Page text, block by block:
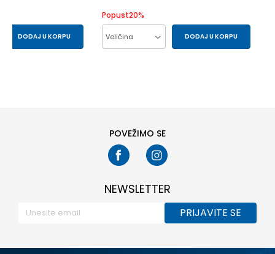
DODAJ U KORPU
Popust20%
Veličina DODAJ U KORPU
POVEŽIMO SE
NEWSLETTER
PRIJAVITE SE